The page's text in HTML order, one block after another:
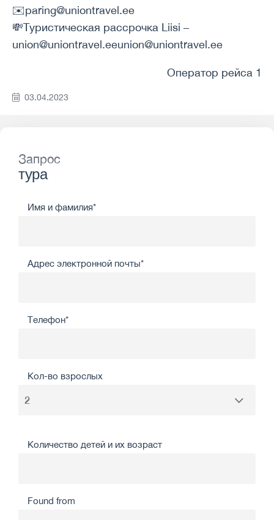
✉️paring@uniontravel.ee
💸Туристическая рассрочка Liisi –
union@uniontravel.eeunion@uniontravel.ee
Оператор рейса 1
03.04.2023
Запрос
тура
Имя и фамилия*
Адрес электронной почты*
Телефон*
Кол-во взрослых
Количество детей и их возраст
Found from